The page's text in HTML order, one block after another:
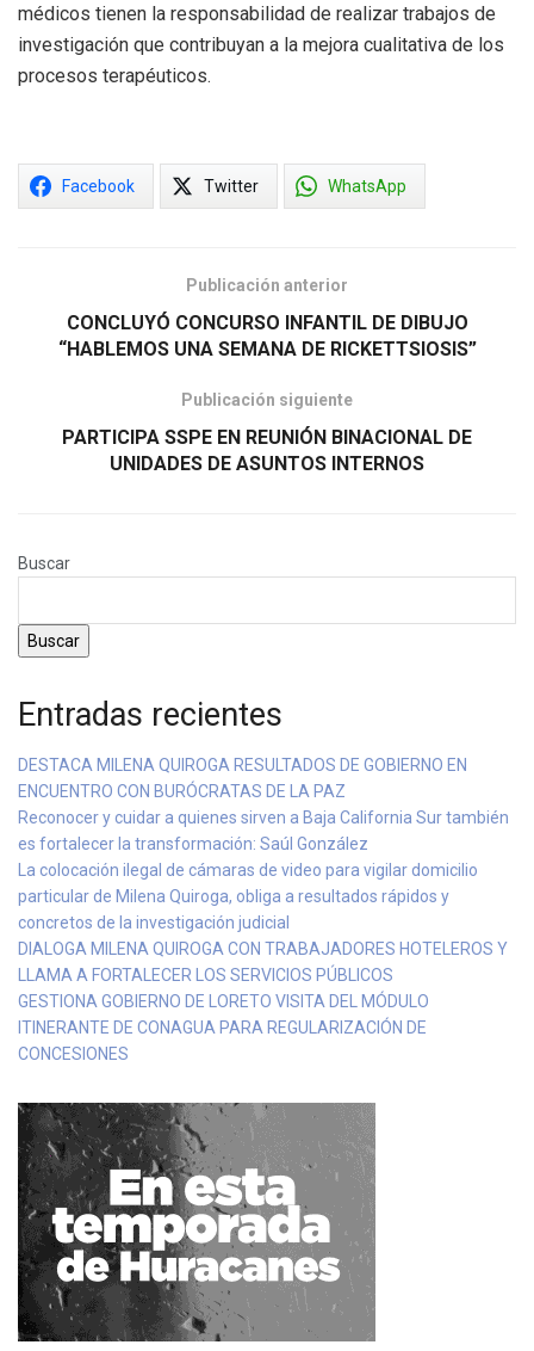
médicos tienen la responsabilidad de realizar trabajos de
investigación que contribuyan a la mejora cualitativa de los
procesos terapéuticos.
Facebook Twitter WhatsApp
Publicación anterior
CONCLUYÓ CONCURSO INFANTIL DE DIBUJO
“HABLEMOS UNA SEMANA DE RICKETTSIOSIS”
Publicación siguiente
PARTICIPA SSPE EN REUNIÓN BINACIONAL DE
UNIDADES DE ASUNTOS INTERNOS
Buscar
Buscar
Entradas recientes
DESTACA MILENA QUIROGA RESULTADOS DE GOBIERNO EN
ENCUENTRO CON BURÓCRATAS DE LA PAZ
Reconocer y cuidar a quienes sirven a Baja California Sur también
es fortalecer la transformación: Saúl González
La colocación ilegal de cámaras de video para vigilar domicilio
particular de Milena Quiroga, obliga a resultados rápidos y
concretos de la investigación judicial
DIALOGA MILENA QUIROGA CON TRABAJADORES HOTELEROS Y
LLAMA A FORTALECER LOS SERVICIOS PÚBLICOS
GESTIONA GOBIERNO DE LORETO VISITA DEL MÓDULO
ITINERANTE DE CONAGUA PARA REGULARIZACIÓN DE
CONCESIONES